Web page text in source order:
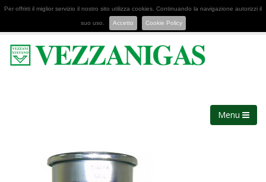
Per offrirti il miglior servizio il nostro sito utilizza cookies. Continuando la navigazione autorizzi il
suo uso. Accetto Cookie Policy
Menu